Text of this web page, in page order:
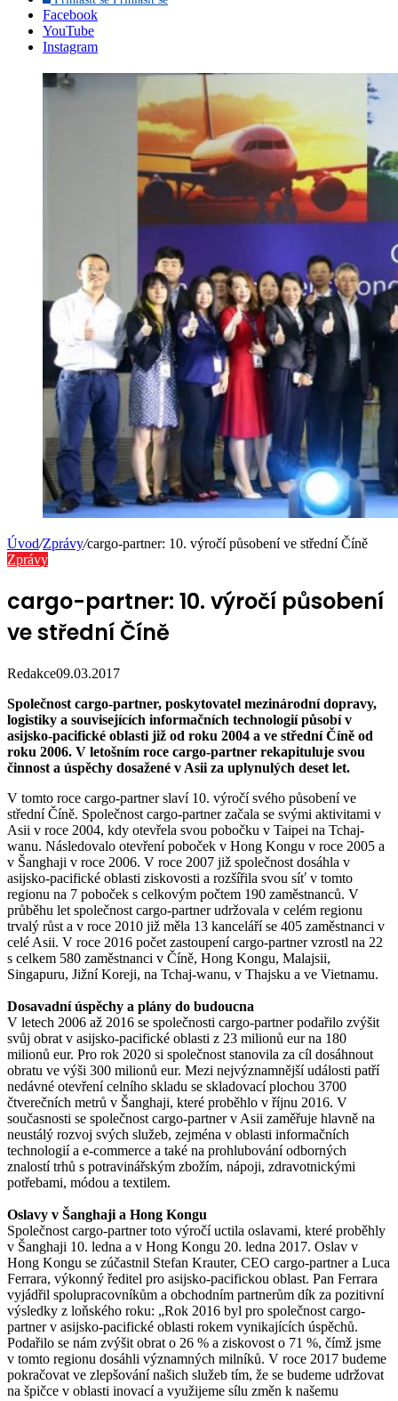
Facebook
YouTube
Instagram
Úvod/Zprávy/cargo-partner: 10. výročí působení ve střední Číně
Zprávy
cargo-partner: 10. výročí působení
ve střední Číně
Redakce09.03.2017
Společnost cargo-partner, poskytovatel mezinárodní dopravy,
logistiky a souvisejících informačních technologií působí v
asijsko-pacifické oblasti již od roku 2004 a ve střední Číně od
roku 2006. V letošním roce cargo-partner rekapituluje svou
činnost a úspěchy dosažené v Asii za uplynulých deset let.
V tomto roce cargo-partner slaví 10. výročí svého působení ve
střední Číně. Společnost cargo-partner začala se svými aktivitami v
Asii v roce 2004, kdy otevřela svou pobočku v Taipei na Tchaj-
wanu. Následovalo otevření poboček v Hong Kongu v roce 2005 a
v Šanghaji v roce 2006. V roce 2007 již společnost dosáhla v
asijsko-pacifické oblasti ziskovosti a rozšířila svou síť v tomto
regionu na 7 poboček s celkovým počtem 190 zaměstnanců. V
průběhu let společnost cargo-partner udržovala v celém regionu
trvalý růst a v roce 2010 již měla 13 kanceláří se 405 zaměstnanci v
celé Asii. V roce 2016 počet zastoupení cargo-partner vzrostl na 22
s celkem 580 zaměstnanci v Číně, Hong Kongu, Malajsii,
Singapuru, Jižní Koreji, na Tchaj-wanu, v Thajsku a ve Vietnamu.
Dosavadní úspěchy a plány do budoucna
V letech 2006 až 2016 se společnosti cargo-partner podařilo zvýšit
svůj obrat v asijsko-pacifické oblasti z 23 milionů eur na 180
milionů eur. Pro rok 2020 si společnost stanovila za cíl dosáhnout
obratu ve výši 300 milionů eur. Mezi nejvýznamnější události patří
nedávné otevření celního skladu se skladovací plochou 3700
čtverečních metrů v Šanghaji, které proběhlo v říjnu 2016. V
současnosti se společnost cargo-partner v Asii zaměřuje hlavně na
neustálý rozvoj svých služeb, zejména v oblasti informačních
technologií a e-commerce a také na prohlubování odborných
znalostí trhů s potravinářským zbožím, nápoji, zdravotnickými
potřebami, módou a textilem.
Oslavy v Šanghaji a Hong Kongu
Společnost cargo-partner toto výročí uctila oslavami, které proběhly
v Šanghaji 10. ledna a v Hong Kongu 20. ledna 2017. Oslav v
Hong Kongu se zúčastnil Stefan Krauter, CEO cargo-partner a Luca
Ferrara, výkonný ředitel pro asijsko-pacifickou oblast. Pan Ferrara
vyjádřil spolupracovníkům a obchodním partnerům dík za pozitivní
výsledky z loňského roku: „Rok 2016 byl pro společnost cargo-
partner v asijsko-pacifické oblasti rokem vynikajících úspěchů.
Podařilo se nám zvýšit obrat o 26 % a ziskovost o 71 %, čímž jsme
v tomto regionu dosáhli významných milníků. V roce 2017 budeme
pokračovat ve zlepšování našich služeb tím, že se budeme udržovat
na špičce v oblasti inovací a využijeme sílu změn k našemu